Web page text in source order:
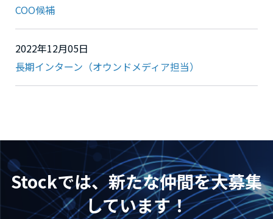
COO候補
2022年12月05日
長期インターン（オウンドメディア担当）
Stockでは、新たな仲間を大募集
しています！